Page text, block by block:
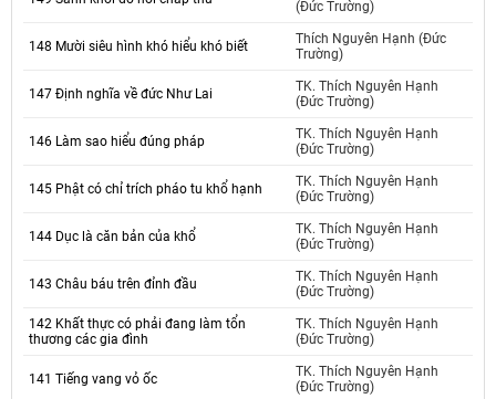
(Đức Trường)
148 Mười siêu hình khó hiểu khó biết
Thích Nguyên Hạnh (Đức
Trường)
147 Định nghĩa về đức Như Lai
TK. Thích Nguyên Hạnh
(Đức Trường)
146 Làm sao hiểu đúng pháp
TK. Thích Nguyên Hạnh
(Đức Trường)
145 Phật có chỉ trích pháo tu khổ hạnh
TK. Thích Nguyên Hạnh
(Đức Trường)
144 Dục là căn bản của khổ
TK. Thích Nguyên Hạnh
(Đức Trường)
143 Châu báu trên đỉnh đầu
TK. Thích Nguyên Hạnh
(Đức Trường)
142 Khất thực có phải đang làm tổn
thương các gia đình
TK. Thích Nguyên Hạnh
(Đức Trường)
141 Tiếng vang vỏ ốc
TK. Thích Nguyên Hạnh
(Đức Trường)